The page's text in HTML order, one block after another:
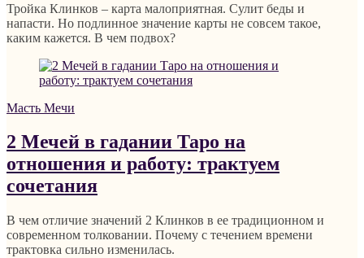
Тройка Клинков – карта малоприятная. Сулит беды и
напасти. Но подлинное значение карты не совсем такое,
каким кажется. В чем подвох?
Масть Мечи
2 Мечей в гадании Таро на
отношения и работу: трактуем
сочетания
В чем отличие значений 2 Клинков в ее традиционном и
современном толковании. Почему с течением времени
трактовка сильно изменилась.